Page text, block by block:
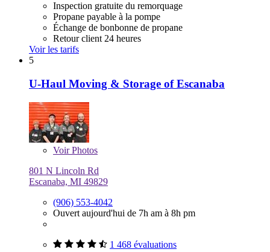
Inspection gratuite du remorquage
Propane payable à la pompe
Échange de bonbonne de propane
Retour client 24 heures
Voir les tarifs
5
U-Haul Moving & Storage of Escanaba
VoirPhotos
801 N Lincoln Rd
Escanaba, MI 49829
(906) 553-4042
Ouvert aujourd'hui de 7h am à 8h pm
1 468 évaluations